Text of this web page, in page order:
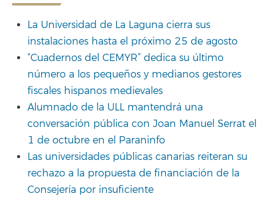
La Universidad de La Laguna cierra sus
instalaciones hasta el próximo 25 de agosto
“Cuadernos del CEMYR” dedica su último
número a los pequeños y medianos gestores
fiscales hispanos medievales
Alumnado de la ULL mantendrá una
conversación pública con Joan Manuel Serrat el
1 de octubre en el Paraninfo
Las universidades públicas canarias reiteran su
rechazo a la propuesta de financiación de la
Consejería por insuficiente